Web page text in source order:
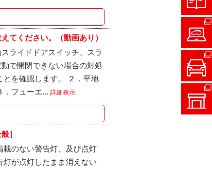
てください。（動画あり）
ライドドアスイッチ、スラ
で開閉できない場合の対処
を確認します。 ２．平地
．フューエ... 詳細表示
］
のない警告灯、及び点灯
が点灯したまま消えない